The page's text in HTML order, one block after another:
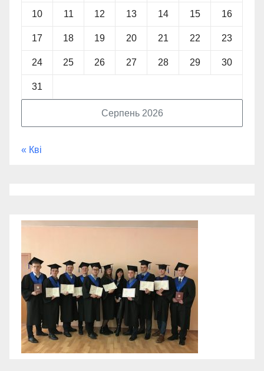
Серпень 2026
10 11 12 13 14 15 16
17 18 19 20 21 22 23
24 25 26 27 28 29 30
31
« Кві